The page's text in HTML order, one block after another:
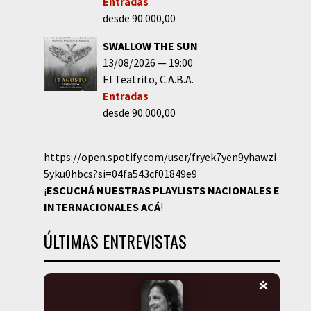
desde 90.000,00
SWALLOW THE SUN
13/08/2026
19:00
El Teatrito C.A.B.A.
Entradas
desde 90.000,00
https://open.spotify.com/user/fryek7yen9yhawzi
5yku0hbcs?si=04fa543cf01849e9
¡ESCUCHÁ NUESTRAS PLAYLISTS NACIONALES E
INTERNACIONALESACÁ!
ÚLTIMAS ENTREVISTAS